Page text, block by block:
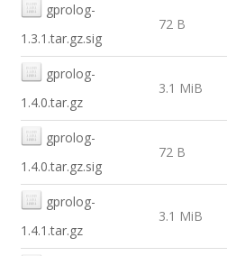
gprolog-
1.3.1.tar.gz.sig
72 B
gprolog-
1.4.0.tar.gz
3.1 MiB
gprolog-
1.4.0.tar.gz.sig
72 B
gprolog-
1.4.1.tar.gz
3.1 MiB